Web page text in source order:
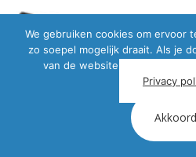
We gebruiken cookies om ervoor
zo soepel mogelijk draait. Als je
van de website, gaan we er
Privacy
Akkoord